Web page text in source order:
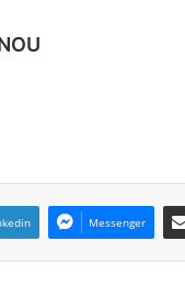
Messenger